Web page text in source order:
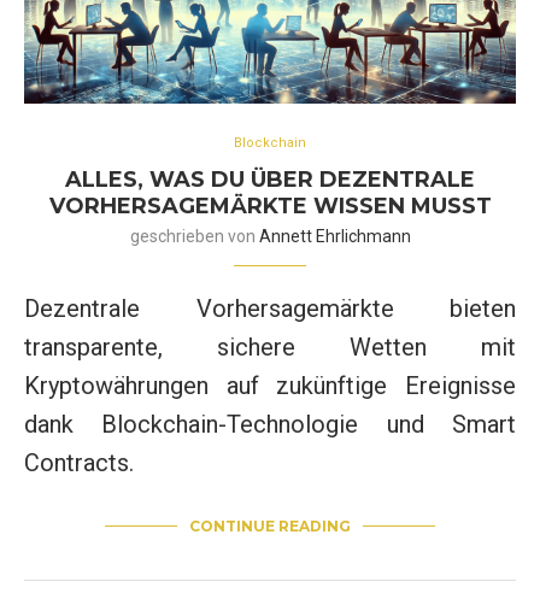
Blockchain
ALLES, WAS DU ÜBER DEZENTRALE
VORHERSAGEMÄRKTE WISSEN MUSST
geschrieben von Annett Ehrlichmann
Dezentrale Vorhersagemärkte bieten
transparente, sichere Wetten mit
Kryptowährungen auf zukünftige Ereignisse
dank Blockchain-Technologie und Smart
Contracts.
CONTINUE READING